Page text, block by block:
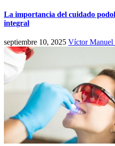
La importancia del cuidado
integral
septiembre 10, 2025 Víctor Manuel